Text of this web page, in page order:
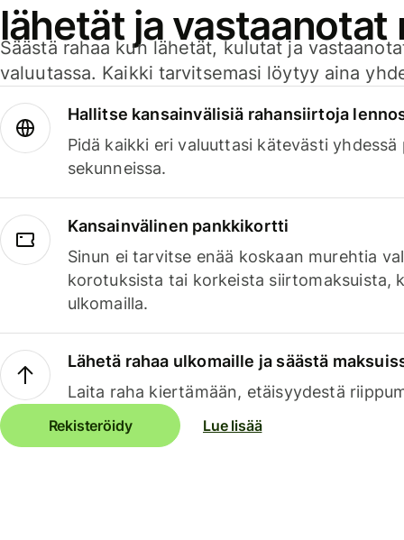
lähetät ja vastaanotat
Säästä rahaa kun lähetät, kulutat ja
valuutassa. Kaikki tarvitsemasi löytyy aina
Hallitse kansainvälisiä rahansiirtoja
Pidä kaikki eri valuuttasi kätevästi yhdessä
sekunneissa.
Kansainvälinen pankkikortti
Sinun ei tarvitse enää koskaan murehtia
korotuksista tai korkeista siirtomaksuista,
ulkomailla.
Lähetä rahaa ulkomaille ja säästä
Laita raha kiertämään, etäisyydestä
Rekisteröidy Lue lisää